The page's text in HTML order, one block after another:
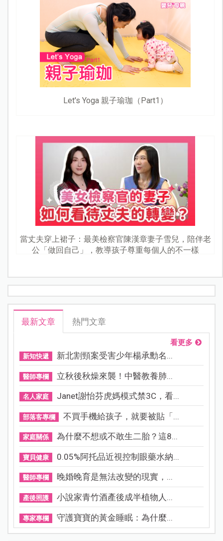
Let's Yoga 親子瑜珈（Part1）
當丈夫穿上裙子：最美檢察官陳漢章妻子雪兒，陪伴老
公「做回自己」，教導孩子尊重每個人的不一樣
最新文章 熱門文章
看更多
新知快遞 新北割頸案受害少年楊承勳名...
醫師專欄 立秋後秋燥來襲！中醫教養肺...
名人家庭 Janet謝怡芬虎媽模式禁3C，看...
部落客專欄 不買手機給孩子，就要被貼「...
家庭關係 為什麼不想或不敢生二胎？這8...
寶貝健康 0.05%阿托品近視控制眼藥水納...
醫師專欄 晚婚晚育是無法改變的現實，...
產後照護 小說家青竹酒產後成半植物人...
專家專欄 守護寶寶的黃金睡眠：為什麼...